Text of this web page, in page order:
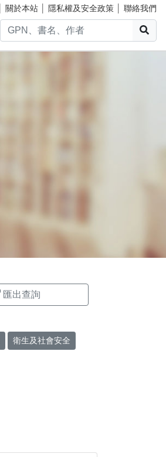
關於本站 隱私權及安全政策 聯絡我們
匯出查詢
衛生及社會安全